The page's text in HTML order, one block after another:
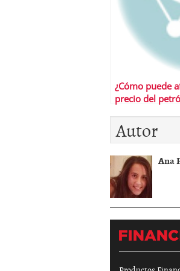
¿Cómo puede
precio del
Autor
Ana